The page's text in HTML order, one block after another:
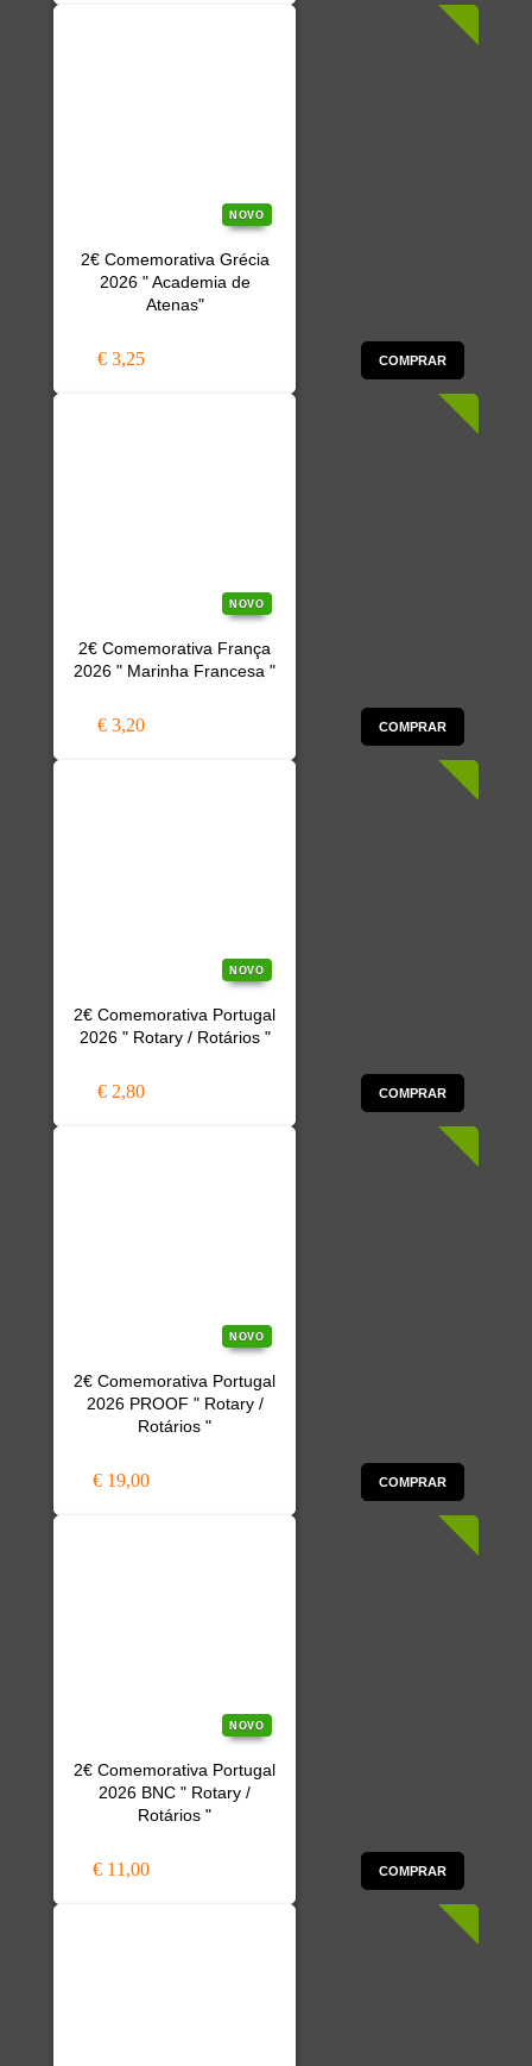
NOVO
2€ Comemorativa Grécia
2026 " Academia de
Atenas"
€ 3,25 COMPRAR
NOVO
2€ Comemorativa França
2026 " Marinha Francesa "
€ 3,20 COMPRAR
NOVO
2€ Comemorativa Portugal
2026 " Rotary / Rotários "
€ 2,80 COMPRAR
NOVO
2€ Comemorativa Portugal
2026 PROOF " Rotary /
Rotários "
€ 19,00 COMPRAR
NOVO
2€ Comemorativa Portugal
2026 BNC " Rotary /
Rotários "
€ 11,00 COMPRAR